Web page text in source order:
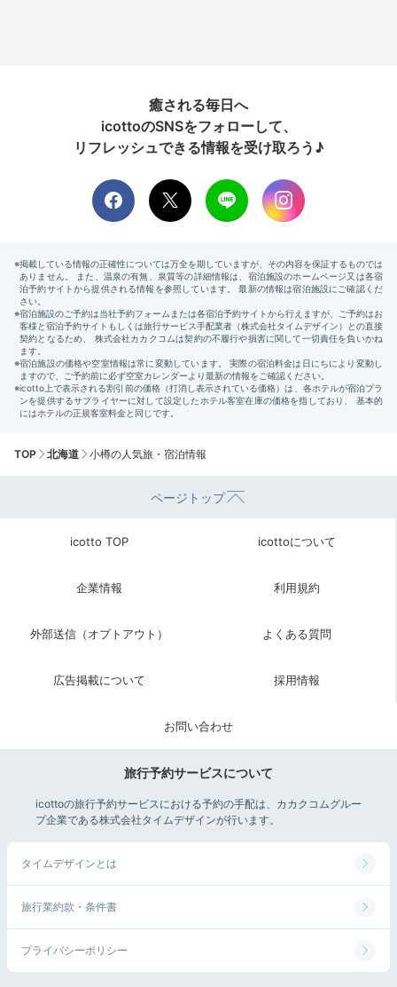
癒される毎日へ
icottoのSNSをフォローして、
リフレッシュできる情報を受け取ろう♪
TOP 北海道 小樽の人気旅・宿泊情報
ページトップ
icotto TOP icottoについて
企業情報 利用規約
外部送信（オプトアウト） よくある質問
広告掲載について 採用情報
お問い合わせ
旅行予約サービスについて
icottoの旅行予約サービスにおける予約の手配は、カカクコムグルー
プ企業である株式会社タイムデザインが行います。
タイムデザインとは
旅行業約款・条件書
プライバシーポリシー